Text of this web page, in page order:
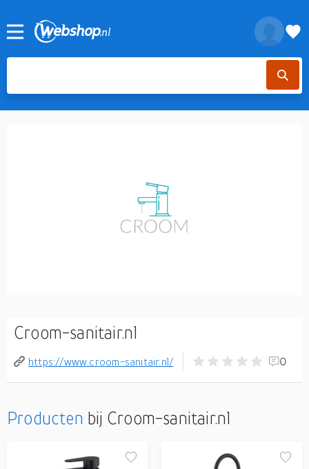
Croom-sanitair.nl
https://www.croom-sanitair.nl/ 0
Producten bij Croom-sanitair.nl